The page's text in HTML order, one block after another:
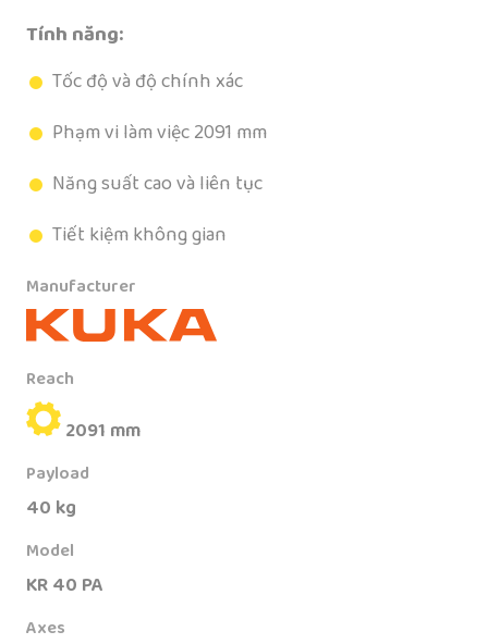
Tính năng:
Tốc độ và độ chính xác
Phạm vi làm việc 2091 mm
Năng suất cao và liên tục
Tiết kiệm không gian
Manufacturer
Reach
2091 mm
Payload
40 kg
Model
KR 40 PA
Axes